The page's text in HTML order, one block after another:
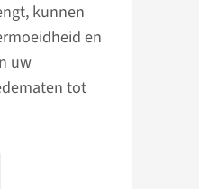
kunnen
en
uw
tot